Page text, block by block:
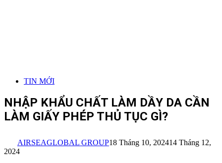
TIN MỚI
NHẬP KHẨU CHẤT LÀM DẦY DA CẦN
LÀM GIẤY PHÉP THỦ TỤC GÌ?
AIRSEAGLOBAL GROUP18 Tháng 10, 202414 Tháng 12,
2024